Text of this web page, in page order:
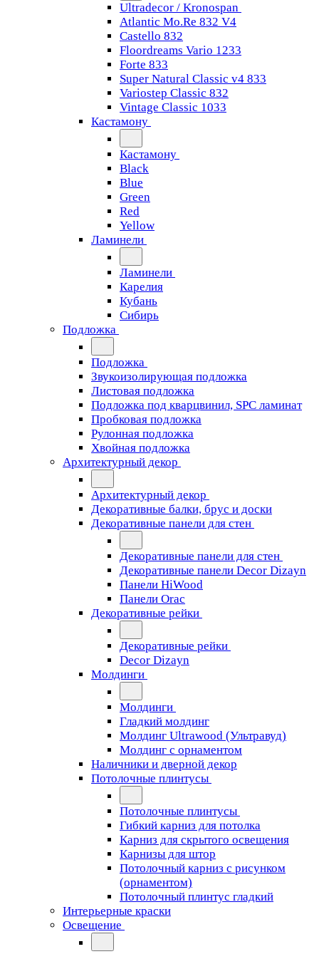
Ultradecor / Kronospan
Atlantic Mo.Re 832 V4
Castello 832
Floordreams Vario 1233
Forte 833
Super Natural Classic v4 833
Variostep Classic 832
Vintage Classic 1033
Кастамону
Кастамону
Black
Blue
Green
Red
Yellow
Ламинели
Ламинели
Карелия
Кубань
Сибирь
Подложка
Подложка
Звукоизолирующая подложка
Листовая подложка
Подложка под кварцвинил, SPC ламинат
Пробковая подложка
Рулонная подложка
Хвойная подложка
Архитектурный декор
Архитектурный декор
Декоративные балки, брус и доски
Декоративные панели для стен
Декоративные панели для стен
Декоративные панели Decor Dizayn
Панели HiWood
Панели Orac
Декоративные рейки
Декоративные рейки
Decor Dizayn
Молдинги
Молдинги
Гладкий молдинг
Молдинг Ultrawood (Ультравуд)
Молдинг с орнаментом
Наличники и дверной декор
Потолочные плинтусы
Потолочные плинтусы
Гибкий карниз для потолка
Карниз для скрытого освещения
Карнизы для штор
Потолочный карниз с рисунком
(орнаментом)
Потолочный плинтус гладкий
Интерьерные краски
Освещение